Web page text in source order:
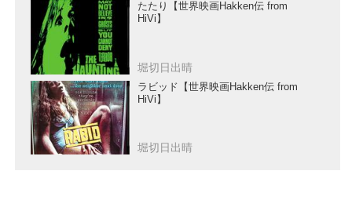
たたり【世界映画Hakken伝 from
HiVi】
堀切日出晴
ラビッド【世界映画Hakken伝 from
HiVi】
堀切日出晴